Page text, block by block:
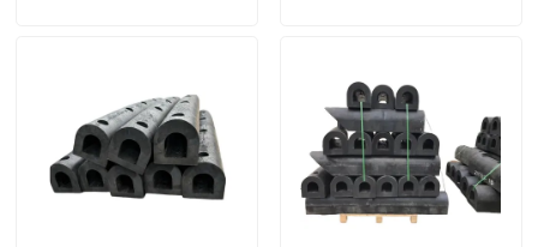
Over ons
Fabriekstocht